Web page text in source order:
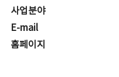
사업분야
E-mail
홈페이지